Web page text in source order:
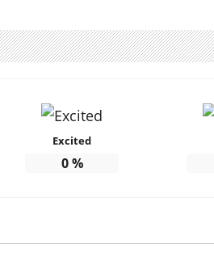
Excited
0%